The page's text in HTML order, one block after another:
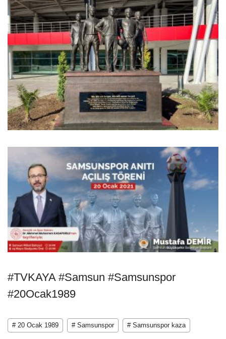
#TVKAYA #Samsun #Samsunspor
#20Ocak1989
# 20 Ocak 1989 # Samsunspor # Samsunspor kaza